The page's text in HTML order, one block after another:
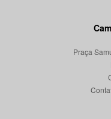
Praça